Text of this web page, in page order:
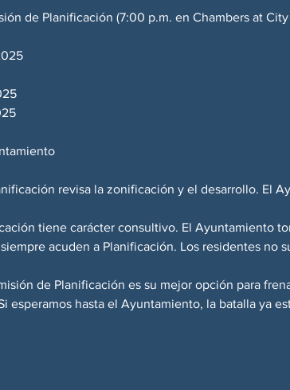
de Planificación (7:00 p.m. en Chambers at
revisa la zonificación y el desarrollo. El
tiene carácter consultivo. El Ayuntamiento
acuden a Planificación. Los residentes no
de Planificación es su mejor opción para
esperamos hasta el Ayuntamiento, la batalla ya